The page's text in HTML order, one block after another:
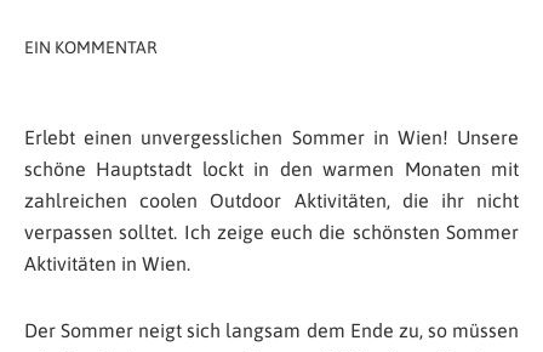
EIN KOMMENTAR
Erlebt einen unvergesslichen Sommer in Wien! Unsere
schöne Hauptstadt lockt in den warmen Monaten mit
zahlreichen coolen Outdoor Aktivitäten, die ihr nicht
verpassen solltet. Ich zeige euch die schönsten Sommer
Aktivitäten in Wien.
Der Sommer neigt sich langsam dem Ende zu, so müssen